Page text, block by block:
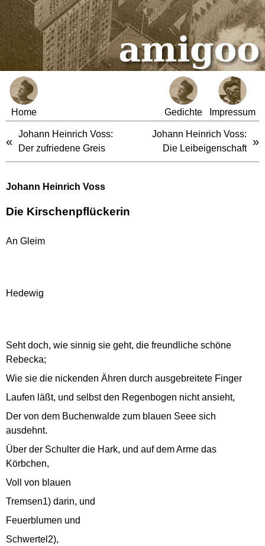
Home Gedichte Impressum
«
Johann Heinrich Voss:
Der zufriedene Greis
Johann Heinrich Voss:
Die Leibeigenschaft
»
Johann Heinrich Voss
Die Kirschenpflückerin
An Gleim
Hedewig
Seht doch, wie sinnig sie geht, die freundliche schöne
Rebecka;
Wie sie die nickenden Ähren durch ausgebreitete Finger
Laufen läßt, und selbst den Regenbogen nicht ansieht,
Der von dem Buchenwalde zum blauen Seee sich
ausdehnt.
Über der Schulter die Hark, und auf dem Arme das
Körbchen,
Voll von blauen
Tremsen1) darin, und
Feuerblumen und
Schwertel2),